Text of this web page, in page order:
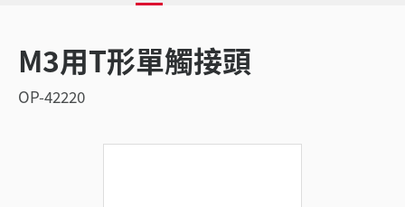
M3用T形單觸接頭
OP-42220